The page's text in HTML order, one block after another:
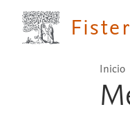
Inicio